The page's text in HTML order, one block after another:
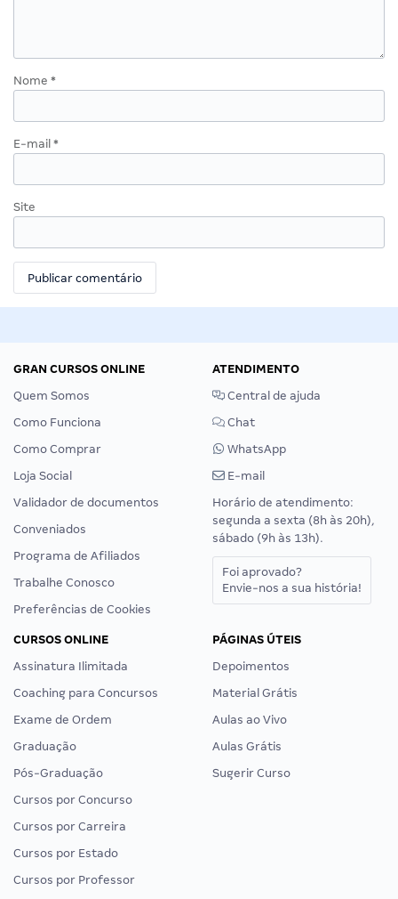
Nome *
E-mail *
Site
GRAN CURSOS ONLINE
Quem Somos
Como Funciona
Como Comprar
Loja Social
Validador de documentos
Conveniados
Programa de Afiliados
Trabalhe Conosco
Preferências de Cookies
ATENDIMENTO
Central de ajuda
Chat
WhatsApp
E-mail
Horário de atendimento:
segunda a sexta (8h às 20h),
sábado (9h às 13h).
Foi aprovado?
Envie-nos a sua história!
CURSOS ONLINE
Assinatura Ilimitada
Coaching para Concursos
Exame de Ordem
Graduação
Pós-Graduação
Cursos por Concurso
Cursos por Carreira
Cursos por Estado
Cursos por Professor
PÁGINAS ÚTEIS
Depoimentos
Material Grátis
Aulas ao Vivo
Aulas Grátis
Sugerir Curso